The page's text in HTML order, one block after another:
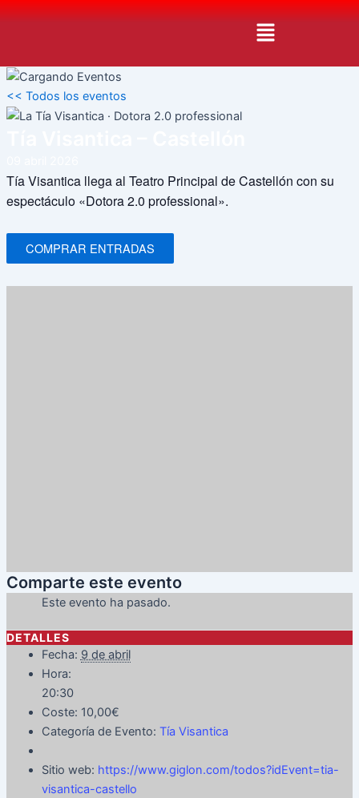
Ir
Menú
<< Todos los eventos
Tía Visantica llega al Teatro Principal de Castellón con su
espectáculo «Dotora 2.0 professional».
COMPRAR ENTRADAS
Comparte este evento
Este evento ha pasado.
DETALLES
Fecha: 9 de abril
Hora:
20:30
Coste: 10,00€
Categoría de Evento: Tía Visantica
Sitio web: https://www.giglon.com/todos?idEvent=tia-
visantica-castello